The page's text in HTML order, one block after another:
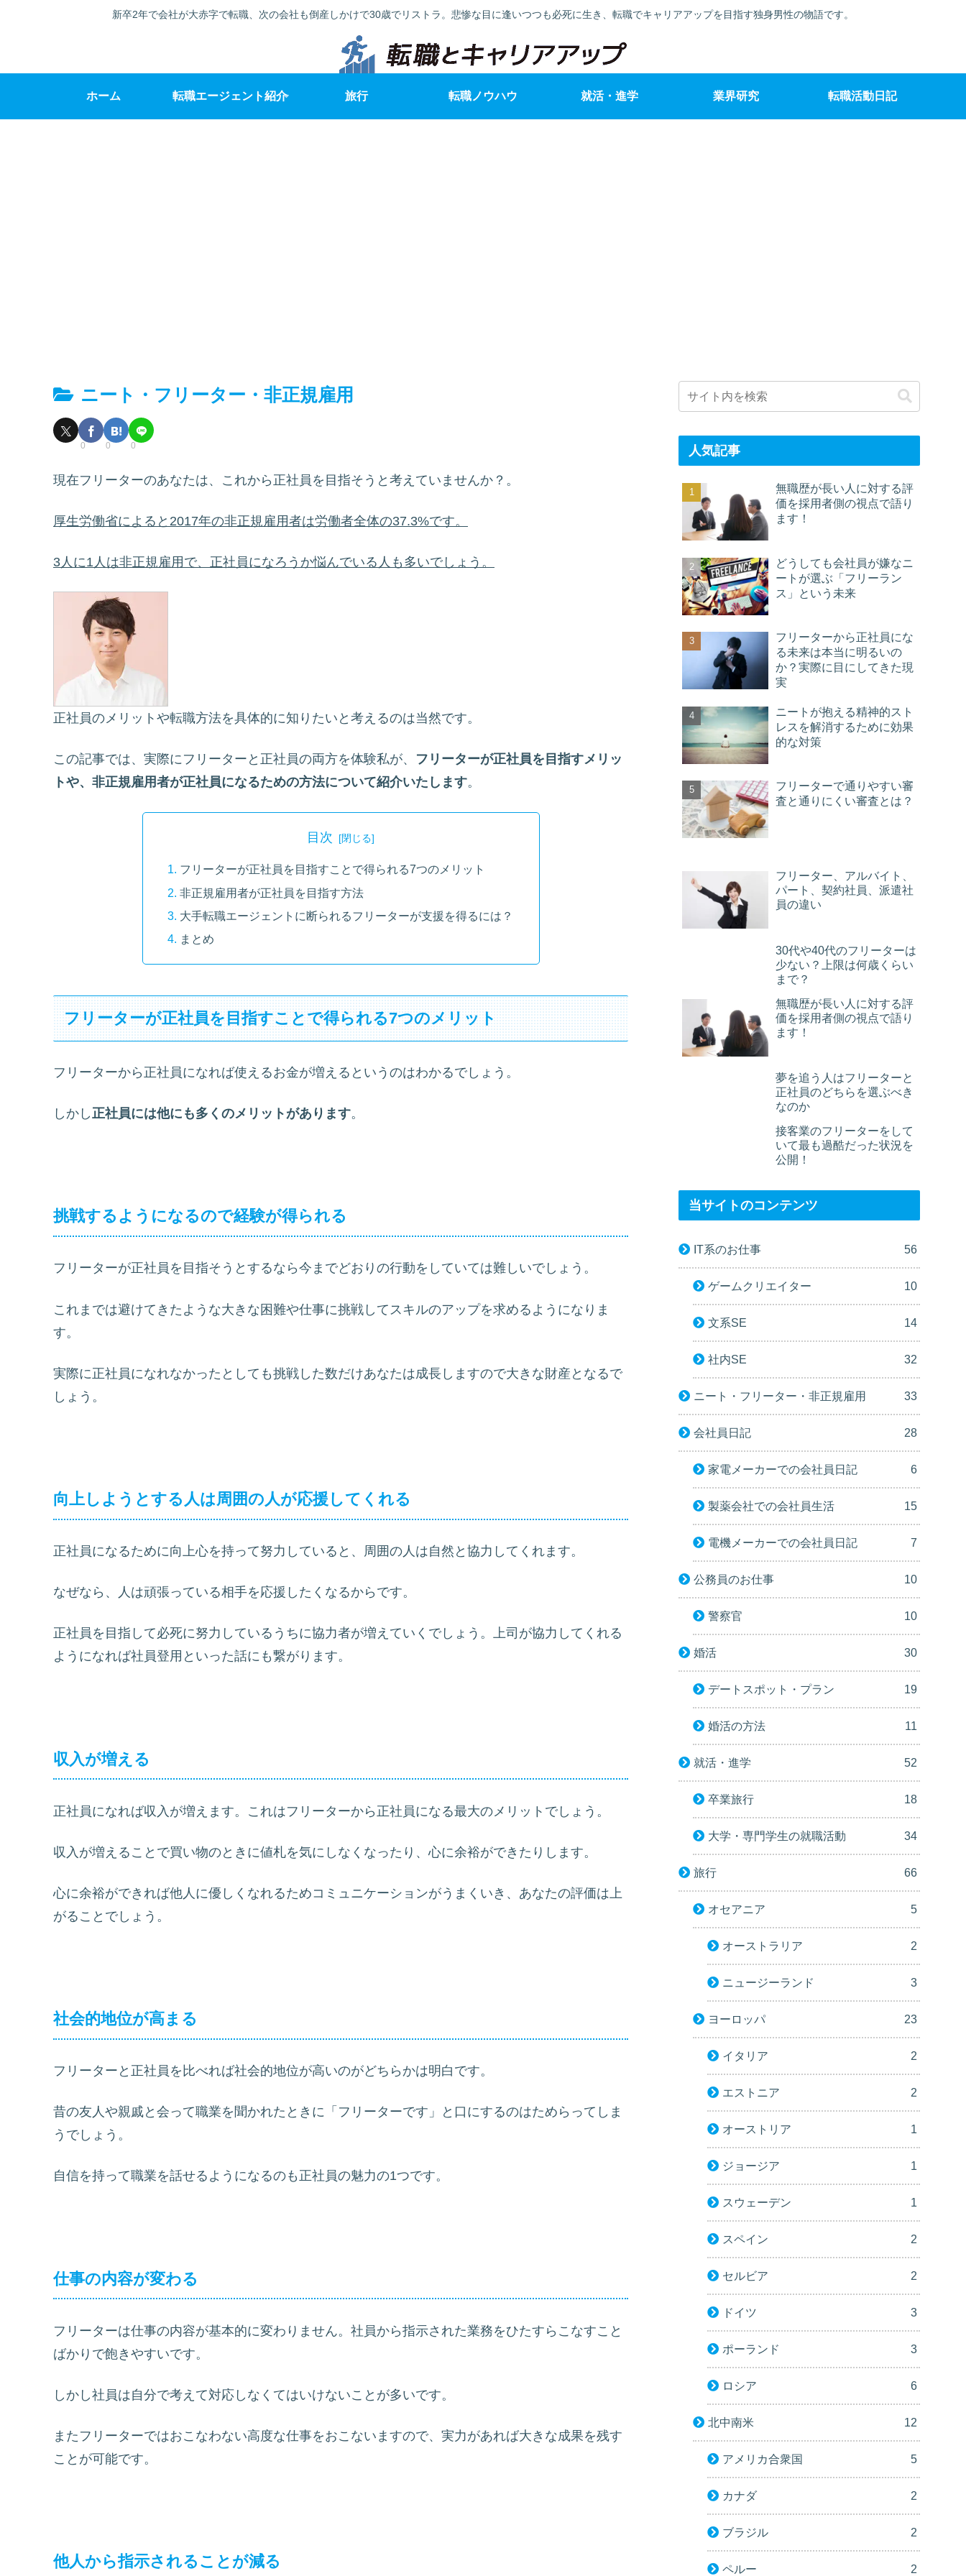
新卒2年で会社が大赤字で転職、次の会社も倒産しかけで30歳でリストラ。悲惨な目に逢いつつも必死に生き、転職でキャリアアップを目指す独身男性の物語です。
ホーム 転職エージェント紹介 旅行 転職ノウハウ 就活・進学 業界研究 転職活動日記
ニート・フリーター・非正規雇用
0 0 0
現在フリーターのあなたは、これから正社員を目指そうと考えていませんか？。
厚生労働省によると2017年の非正規雇用者は労働者全体の37.3%です。
3人に1人は非正規雇用で、正社員になろうか悩んでいる人も多いでしょう。
正社員のメリットや転職方法を具体的に知りたいと考えるのは当然です。
この記事では、実際にフリーターと正社員の両方を体験私が、 フリーターが正社員を目指すメリッ
トや、非正規雇用者が正社員になるための方法について紹介いたします。
目次
フリーターが正社員を目指すことで得られる7つのメリット
非正規雇用者が正社員を目指す方法
大手転職エージェントに断られるフリーターが支援を得るには？
まとめ
フリーターが正社員を目指すことで得られる7つのメリット
フリーターから正社員になれば使えるお金が増えるというのはわかるでしょう。
しかし正社員には他にも多くのメリットがあります。
挑戦するようになるので経験が得られる
フリーターが正社員を目指そうとするなら今までどおりの行動をしていては難しいでしょう。
これまでは避けてきたような大きな困難や仕事に挑戦してスキルのアップを求めるようになりま
す。
実際に正社員になれなかったとしても挑戦した数だけあなたは成長しますので大きな財産となるで
しょう。
向上しようとする人は周囲の人が応援してくれる
正社員になるために向上心を持って努力していると、周囲の人は自然と協力してくれます。
なぜなら、人は頑張っている相手を応援したくなるからです。
正社員を目指して必死に努力しているうちに協力者が増えていくでしょう。上司が協力してくれる
ようになれば社員登用といった話にも繋がります。
収入が増える
正社員になれば収入が増えます。これはフリーターから正社員になる最大のメリットでしょう。
収入が増えることで買い物のときに値札を気にしなくなったり、心に余裕ができたりします。
心に余裕ができれば他人に優しくなれるためコミュニケーションがうまくいき、あなたの評価は上
がることでしょう。
社会的地位が高まる
フリーターと正社員を比べれば社会的地位が高いのがどちらかは明白です。
昔の友人や親戚と会って職業を聞かれたときに「フリーターです」と口にするのはためらってしま
うでしょう。
自信を持って職業を話せるようになるのも正社員の魅力の1つです。
仕事の内容が変わる
フリーターは仕事の内容が基本的に変わりません。社員から指示された業務をひたすらこなすこと
ばかりで飽きやすいです。
しかし社員は自分で考えて対応しなくてはいけないことが多いです。
またフリーターではおこなわない高度な仕事をおこないますので、実力があれば大きな成果を残す
ことが可能です。
他人から指示されることが減る
人気記事
無職歴が長い人に対する評
価を採用者側の視点で語り
ます！
どうしても会社員が嫌なニ
ートが選ぶ「フリーラン
ス」という未来
フリーターから正社員にな
る未来は本当に明るいの
か？実際に目にしてきた現
実
ニートが抱える精神的スト
レスを解消するために効果
的な対策
フリーターで通りやすい審
査と通りにくい審査とは？
フリーター、アルバイト、
パート、契約社員、派遣社
員の違い
30代や40代のフリーターは
少ない？上限は何歳くらい
まで？
無職歴が長い人に対する評
価を採用者側の視点で語り
ます！
夢を追う人はフリーターと
正社員のどちらを選ぶべき
なのか
接客業のフリーターをして
いて最も過酷だった状況を
公開！
当サイトのコンテンツ
IT系のお仕事 56
ゲームクリエイター 10
文系SE 14
社内SE 32
ニート・フリーター・非正規雇用 33
会社員日記 28
家電メーカーでの会社員日記 6
製薬会社での会社員生活 15
電機メーカーでの会社員日記 7
公務員のお仕事 10
警察官 10
婚活 30
デートスポット・プラン 19
婚活の方法 11
就活・進学 52
卒業旅行 18
大学・専門学生の就職活動 34
旅行 66
オセアニア 5
オーストラリア 2
ニュージーランド 3
ヨーロッパ 23
イタリア 2
エストニア 2
オーストリア 1
ジョージア 1
スウェーデン 1
スペイン 2
セルビア 2
ドイツ 3
ポーランド 3
ロシア 6
北中南米 12
アメリカ合衆国 5
カナダ 2
ブラジル 2
ペルー 2